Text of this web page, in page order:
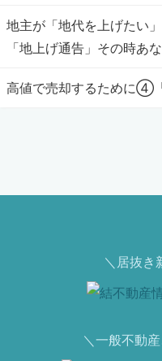
地主が「地代を上げたい
「地上げ通告」その時あ
高値で売却するために④
＼居抜き
＼一般不動